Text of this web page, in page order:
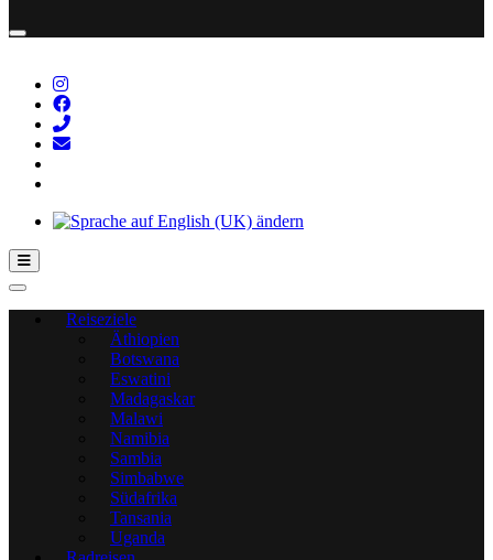
Hamburger Toggle-Menü
Reiseziele
Äthiopien
Botswana
Eswatini
Madagaskar
Malawi
Namibia
Sambia
Simbabwe
Südafrika
Tansania
Uganda